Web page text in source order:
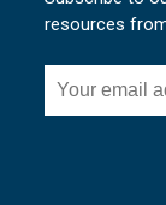
resources